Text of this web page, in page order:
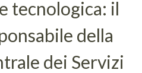
tecnologica: il
della
dei Servizi